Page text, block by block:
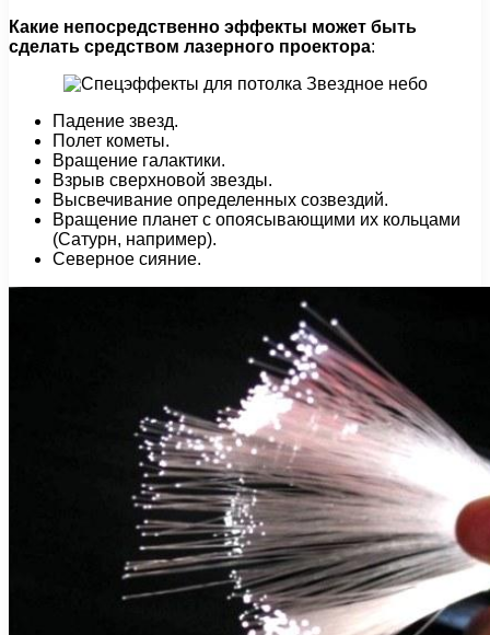
Какие непосредственно эффекты может быть
сделать средством лазерного проектора:
Падение звезд.
Полет кометы.
Вращение галактики.
Взрыв сверхновой звезды.
Высвечивание определенных созвездий.
Вращение планет с опоясывающими их кольцами
(Сатурн, например).
Северное сияние.